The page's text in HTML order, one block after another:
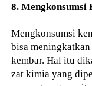
8. Mengkonsumsi
Mengkonsumsi
bisa
kembar. Hal itu
zat kimia yang